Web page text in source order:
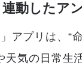
連動したア
アプリは、“
天気の日常生